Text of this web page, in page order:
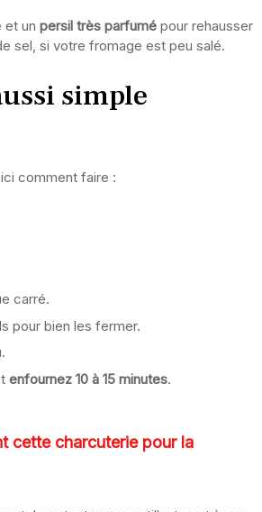
et un persil très parfumé pour rehausser
sel, si votre fromage est peu salé.
simple
comment faire :
carré.
pour bien les fermer.
enfournez 10 à 15 minutes.
cette charcuterie pour la